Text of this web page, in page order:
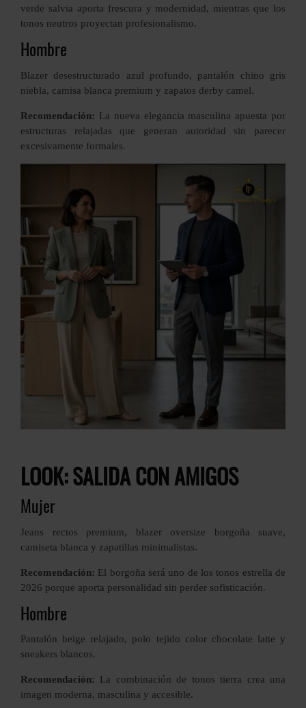
verde salvia aporta frescura y modernidad, mientras que los
tonos neutros proyectan profesionalismo.
Hombre
Blazer desestructurado azul profundo, pantalón chino gris
niebla, camisa blanca premium y zapatos derby camel.
Recomendación: La nueva elegancia masculina apuesta por
estructuras relajadas que generan autoridad sin parecer
excesivamente formales.
LOOK: SALIDA CON AMIGOS
Mujer
Jeans rectos premium, blazer oversize borgoña suave,
camiseta blanca y zapatillas minimalistas.
Recomendación: El borgoña será uno de los tonos estrella de
2026 porque aporta personalidad sin perder sofisticación.
Hombre
Pantalón beige relajado, polo tejido color chocolate latte y
sneakers blancos.
Recomendación: La combinación de tonos tierra crea una
imagen moderna, masculina y accesible.